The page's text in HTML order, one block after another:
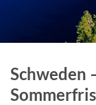
Schweden